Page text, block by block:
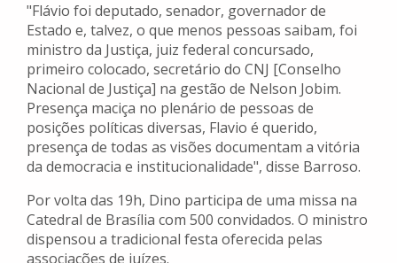
"Flávio foi deputado, senador, governador de
Estado e, talvez, o que menos pessoas saibam, foi
ministro da Justiça, juiz federal concursado,
primeiro colocado, secretário do CNJ [Conselho
Nacional de Justiça] na gestão de Nelson Jobim.
Presença maciça no plenário de pessoas de
posições políticas diversas, Flavio é querido,
presença de todas as visões documentam a vitória
da democracia e institucionalidade", disse Barroso.
Por volta das 19h, Dino participa de uma missa na
Catedral de Brasília com 500 convidados. O ministro
dispensou a tradicional festa oferecida pelas
associações de juízes.